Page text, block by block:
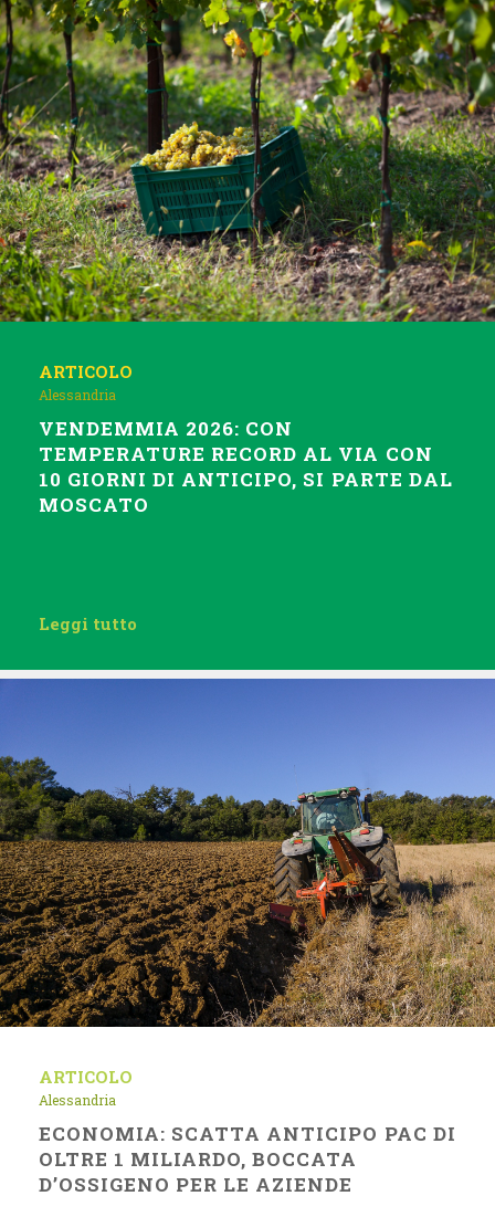
ARTICOLO
Alessandria
VENDEMMIA 2026: CON
TEMPERATURE RECORD AL VIA CON
10 GIORNI DI ANTICIPO, SI PARTE DAL
MOSCATO
Leggi tutto
ARTICOLO
Alessandria
ECONOMIA: SCATTA ANTICIPO PAC DI
OLTRE 1 MILIARDO, BOCCATA
D’OSSIGENO PER LE AZIENDE